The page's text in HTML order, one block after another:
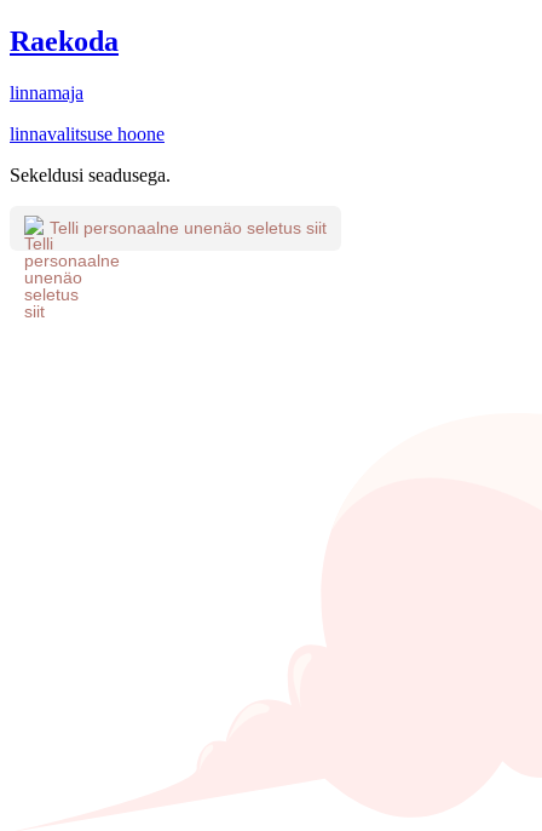
Raekoda
linnamaja
linnavalitsuse hoone
Sekeldusi seadusega.
Telli personaalne unenäo seletus siit